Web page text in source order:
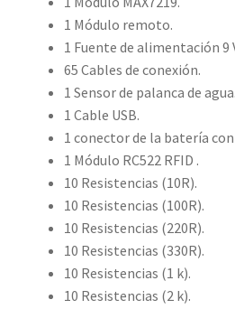
1 Módulo remoto.
1 Fuente de alimentación 9
65 Cables de conexión.
1 Sensor de palanca de agua.
1 Cable USB.
1 conector de la batería con
1 Módulo RC522 RFID .
10 Resistencias (10R).
10 Resistencias (100R).
10 Resistencias (220R).
10 Resistencias (330R).
10 Resistencias (1 k).
10 Resistencias (2 k).